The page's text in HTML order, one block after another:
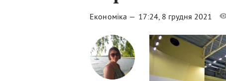
Економіка — 17:24, 8 грудня 2021